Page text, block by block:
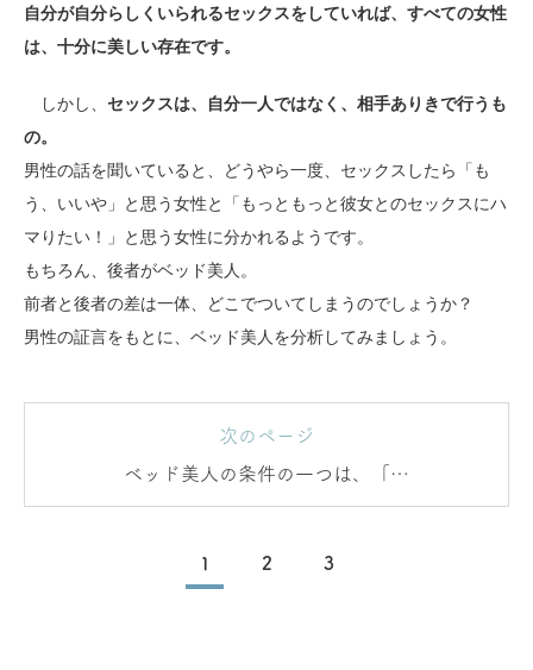
自分が自分らしくいられるセックスをしていれば、すべての女性
は、十分に美しい存在です。
しかし、 セックスは、自分一人ではなく、相手ありきで行うも
の。
男性の話を聞いていると、どうやら一度、セックスしたら「も
う、いいや」と思う女性と「もっともっと彼女とのセックスにハ
マりたい！」と思う女性に分かれるようです。
もちろん、後者がベッド美人。
前者と後者の差は一体、どこでついてしまうのでしょうか？
男性の証言をもとに、ベッド美人を分析してみましょう。
次のページ
ベッド美人の条件の一つは、「触
り心地のよさ」
1 2 3